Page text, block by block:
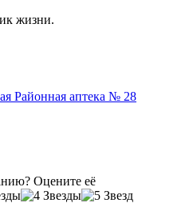
жизни.
Районная аптека № 28
Оцените её